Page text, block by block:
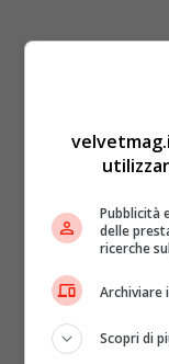
Pubblicità
delle
ricerche
Archiviare
Scopri di